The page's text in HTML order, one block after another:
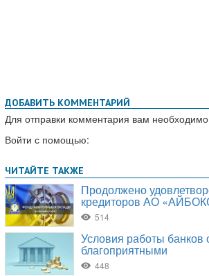
ДОБАВИТЬ КОММЕНТАРИЙ
Для отправки комментария вам необходимо
Войти с помощью: